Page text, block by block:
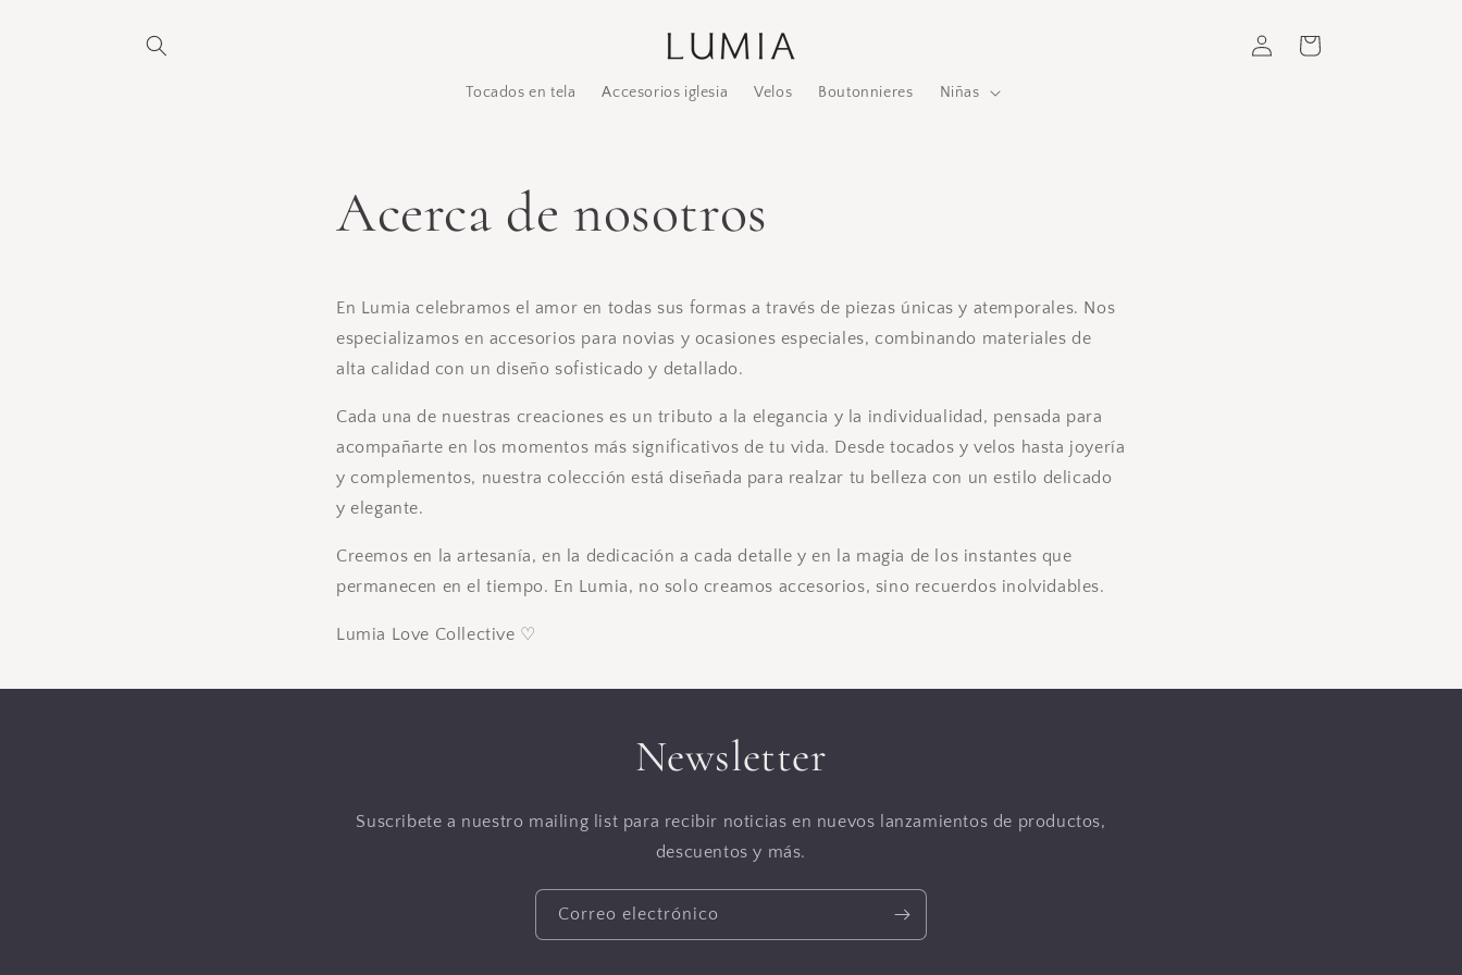
Tocados en tela Accesorios iglesia Velos Boutonnieres Niñas
sesión
Carrito
Acerca de nosotros
En Lumia celebramos el amor en todas sus formas a través de piezas únicas y atemporales. Nos
especializamos en accesorios para novias y ocasiones especiales, combinando materiales de
alta calidad con un diseño sofisticado y detallado.
Cada una de nuestras creaciones es un tributo a la elegancia y la individualidad, pensada para
acompañarte en los momentos más significativos de tu vida. Desde tocados y velos hasta joyería
y complementos, nuestra colección está diseñada para realzar tu belleza con un estilo delicado
y elegante.
Creemos en la artesanía, en la dedicación a cada detalle y en la magia de los instantes que
permanecen en el tiempo. En Lumia, no solo creamos accesorios, sino recuerdos inolvidables.
Lumia Love Collective ♡
Newsletter
Suscribete a nuestro mailing list para recibir noticias en nuevos lanzamientos de productos,
descuentos y más.
Correo electrónico